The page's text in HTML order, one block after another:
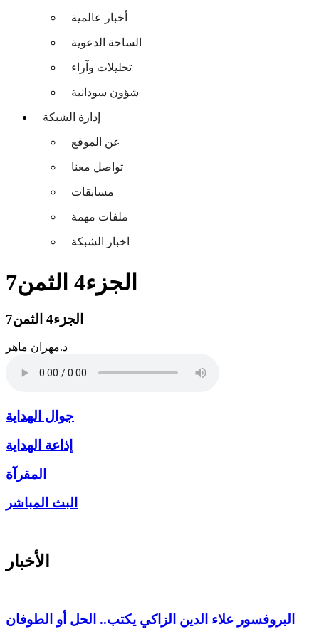
أخبار عالمية
الساحة الدعوية
تحليلات وآراء
شؤون سودانية
إدارة الشبكة
عن الموقع
تواصل معنا
مسابقات
ملفات مهمة
اخبار الشبكة
الجزء4 الثمن7
الجزء4 الثمن7
د.مهران ماهر
جوال الهداية
إذاعة الهداية
المقرآة
البث المباشر
الأخبار
البروفسور علاء الدين الزاكي يكتب.. الحل أو الطوفان